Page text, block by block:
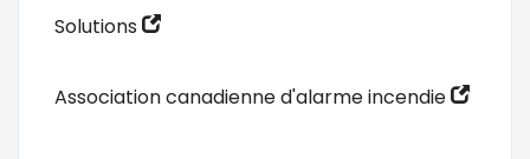
Solutions
Association canadienne d'alarme incendie